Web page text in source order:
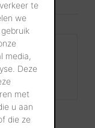
te
we
media,
Deze
met
u aan
die ze